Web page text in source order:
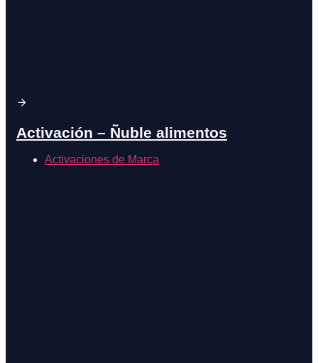
Activación – Ñuble alimentos
Activaciones de Marca